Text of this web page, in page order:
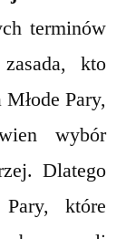
terminów
kto
Pary,
wybór
Dlatego
które